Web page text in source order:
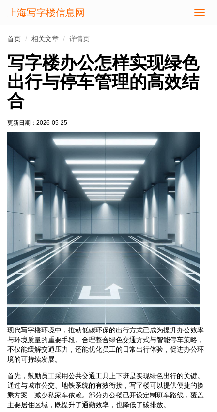
切
上海写字楼信息网
首页 相关文章 详情页
写字楼办公怎样实现绿色
出行与停车管理的高效结
合
更新日期： 2026-05-25
现代写字楼环境中，推动低碳环保的出行方式已成为提升办公效率
与环境质量的重要手段。合理整合绿色交通方式与智能停车策略，
不仅能缓解交通压力，还能优化员工的日常出行体验，促进办公环
境的可持续发展。
首先，鼓励员工采用公共交通工具上下班是实现绿色出行的关键。
通过与城市公交、地铁系统的有效衔接，写字楼可以提供便捷的换
乘方案，减少私家车依赖。部分办公楼已开设定制班车路线，覆盖
主要居住区域，既提升了通勤效率，也降低了碳排放。